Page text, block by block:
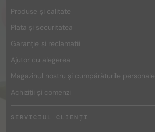
Produse și calitate
Plata și securitatea
Garanție și reclamații
Ajutor cu alegerea
Magazinul nostru și cumpărăturile personale
Achiziții și comenzi
SERVICIUL CLIENȚI